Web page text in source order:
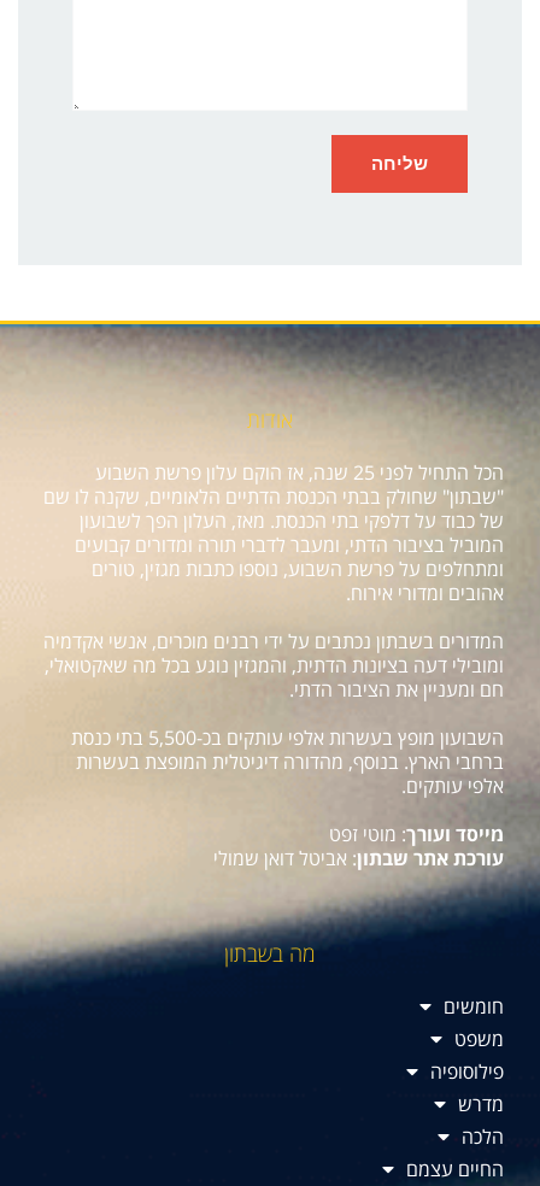
אודות
הכל התחיל לפני 25 שנה, אז הוקם עלון פרשת השבוע
"שבתון" שחולק בבתי הכנסת הדתיים הלאומיים, שקנה לו שם
של כבוד על דלפקי בתי הכנסת. מאז, העלון הפך לשבועון
המוביל בציבור הדתי, ומעבר לדברי תורה ומדורים קבועים
ומתחלפים על פרשת השבוע, נוספו כתבות מגזין, טורים
אהובים ומדורי אירוח.
המדורים בשבתון נכתבים על ידי רבנים מוכרים, אנשי אקדמיה
ומובילי דעה בציונות הדתית, והמגזין נוגע בכל מה שאקטואלי,
חם ומעניין את הציבור הדתי.
השבועון מופץ בעשרות אלפי עותקים בכ-5,500 בתי כנסת
ברחבי הארץ. בנוסף, מהדורה דיגיטלית המופצת בעשרות
אלפי עותקים.
מייסד ועורך: מוטי זפט
עורכת אתר שבתון: אביטל דואן שמולי
מה בשבתון
חומשים
משפט
פילוסופיה
מדרש
הלכה
החיים עצמם